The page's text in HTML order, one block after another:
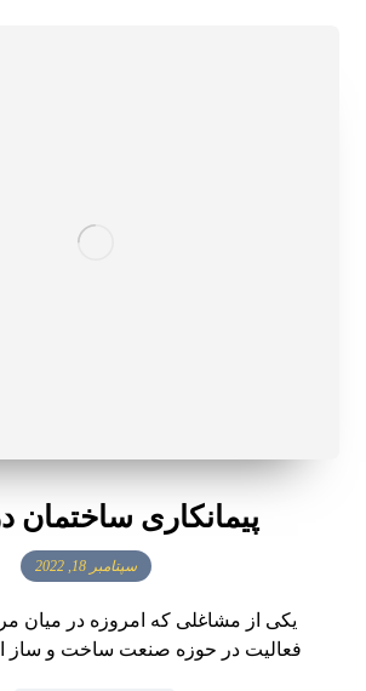
پیمانکاری ساختمان
سپتامبر 18, 2022
یکی از مشاغلی که امروزه در میان
فعالیت در حوزه صنعت ساخت و ساز